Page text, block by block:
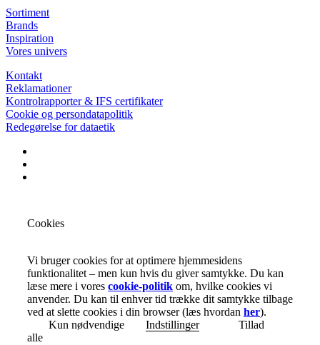
Sortiment
Brands
Inspiration
Vores univers
Kontakt
Reklamationer
Kontrolrapporter & IFS certifikater
Cookie og persondatapolitik
Redegørelse for dataetik
Cookies
Vi bruger cookies for at optimere hjemmesidens
funktionalitet – men kun hvis du giver samtykke. Du kan
læse mere i vores cookie-politik om, hvilke cookies vi
anvender. Du kan til enhver tid trække dit samtykke tilbage
ved at slette cookies i din browser (læs hvordan her).
Kun nødvendige
Indstillinger
Tillad
alle